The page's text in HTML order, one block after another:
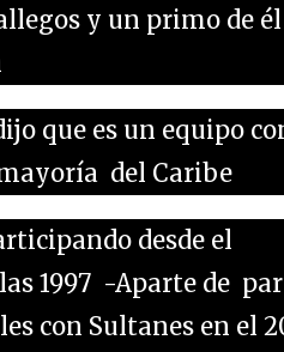
y un primo de él
que es un equipo
del Caribe
desde el
1997 -Aparte de
con Sultanes en el